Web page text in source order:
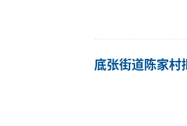
底张街道陈家